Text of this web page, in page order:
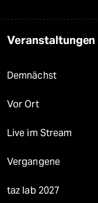
Veranstaltungen
Demnächst
Vor Ort
Live im Stream
Vergangene
taz lab 2027